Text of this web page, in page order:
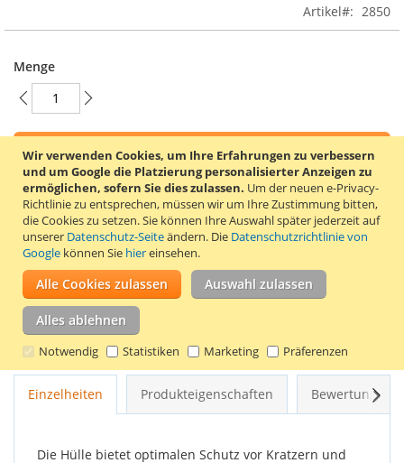
Wir verwenden Cookies, um Ihre Erfahrungen zu verbessern
und um Google die Platzierung personalisierter Anzeigen zu
ermöglichen, sofern Sie dies zulassen. Um der neuen e-Privacy-
Richtlinie zu entsprechen, müssen wir um Ihre Zustimmung bitten,
die Cookies zu setzen.Sie können Ihre Auswahl später jederzeit auf
unserer Datenschutz-Seiteändern. Die Datenschutzrichtlinie von
Google können Sie hiereinsehen.
Alle Cookies zulassen Auswahl zulassen
Alles ablehnen
Notwendig Statistiken Marketing Präferenzen
Artikel
2850
Menge
In den Warenkorb
ZUR WUNSCHLISTE HINZUFÜGEN
ZUR VERGLEICHSLISTE HINZUFÜGEN
Original Wallet Cover für Samsung Galaxy J5 (2017). Farbe
Pink. Die Hülle ist funktional und stylisch und hat ein schickes
Design. Im Inneren der Hülle ist Platz für eine Karte.
Einzelheiten Produkteigenschaften Bewertungen
Die Hülle bietet optimalen Schutz vor Kratzern und